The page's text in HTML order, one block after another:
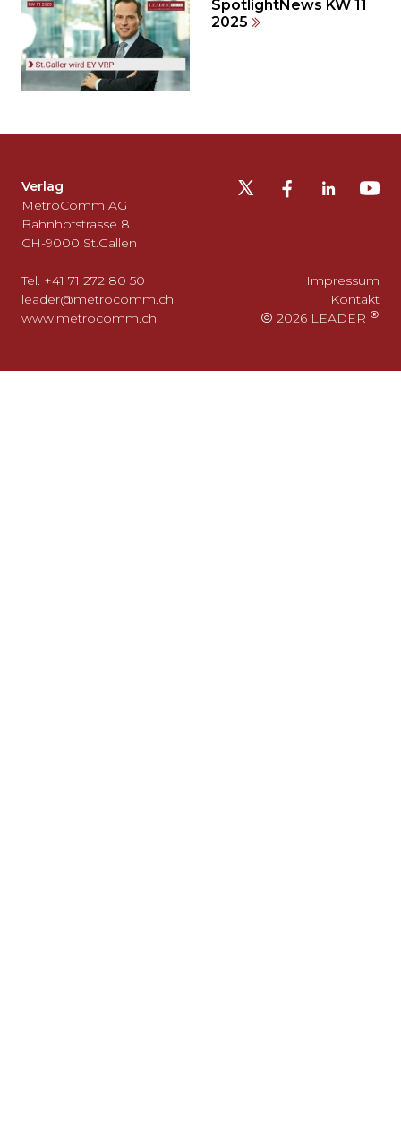
SpotlightNews KW 11
2025
auslassen
und
zurück
zum
gehen?
Verlag
MetroComm AG
Bahnhofstrasse 8
CH-9000 St.Gallen
Tel. +41 71 272 80 50
leader@metrocomm.ch
www.metrocomm.ch
Impressum
Kontakt
2026 LEADER